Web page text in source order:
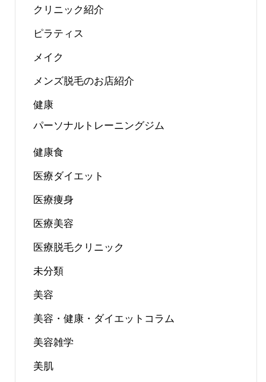
クリニック紹介
ピラティス
メイク
メンズ脱毛のお店紹介
健康
パーソナルトレーニングジム
健康食
医療ダイエット
医療痩身
医療美容
医療脱毛クリニック
未分類
美容
美容・健康・ダイエットコラム
美容雑学
美肌